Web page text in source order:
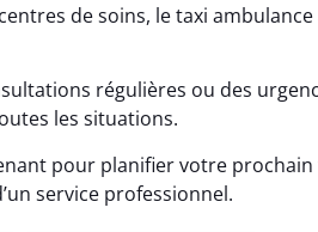
de soins, le taxi
régulières ou des
les situations.
pour planifier votre
service professionnel.